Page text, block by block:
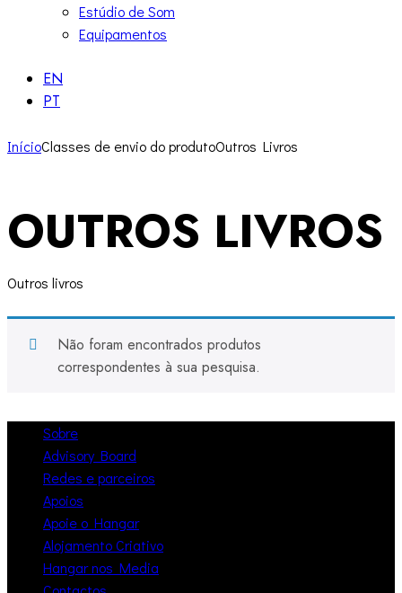
Estúdio de Som
Equipamentos
EN
PT
InícioClasses de envio do produtoOutros Livros
OUTROS LIVROS
Outros livros
Não foram encontrados produtos
correspondentes à sua pesquisa.
Sobre
Advisory Board
Redes e parceiros
Apoios
Apoie o Hangar
Alojamento Criativo
Hangar nos Media